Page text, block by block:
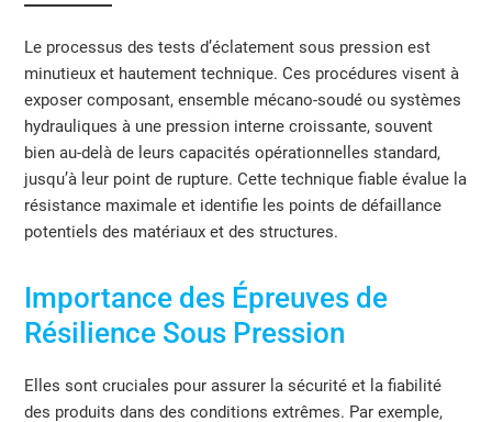
Le processus des tests d’éclatement sous pression est
minutieux et hautement technique. Ces procédures visent à
exposer composant, ensemble mécano-soudé ou systèmes
hydrauliques à une pression interne croissante, souvent
bien au-delà de leurs capacités opérationnelles standard,
jusqu’à leur point de rupture. Cette technique fiable évalue la
résistance maximale et identifie les points de défaillance
potentiels des matériaux et des structures.
Importance des Épreuves de
Résilience Sous Pression
Elles sont cruciales pour assurer la sécurité et la fiabilité
des produits dans des conditions extrêmes. Par exemple,